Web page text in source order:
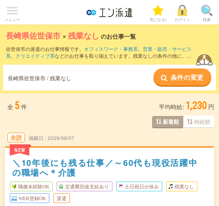
メニュー 気になる! ログイン 検索
長崎県佐世保市 ×残業なし のお仕事一覧
佐世保市の派遣のお仕事情報です。 オフィスワーク・事務系、 営業・販売・サービス
系、 クリエイティブ系などのお仕事を取り揃えています。残業なしの条件の他に、 交
長崎県佐世保市 / 残業なし 条件の変更
全 5件 平均時給: 1,230 円
新着順 時給順
未読
NEW
掲載日 2026/08/07
＼10年後にも残る仕事／～60代も現役活躍中
の職場へ＊介護
職種未経験OK 交通費別途支給あり 土日祝日が休み 残業なし
WEB登録OK 派遣